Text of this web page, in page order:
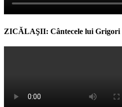
ZICĂLAŞII: Cântecele lui Grigori